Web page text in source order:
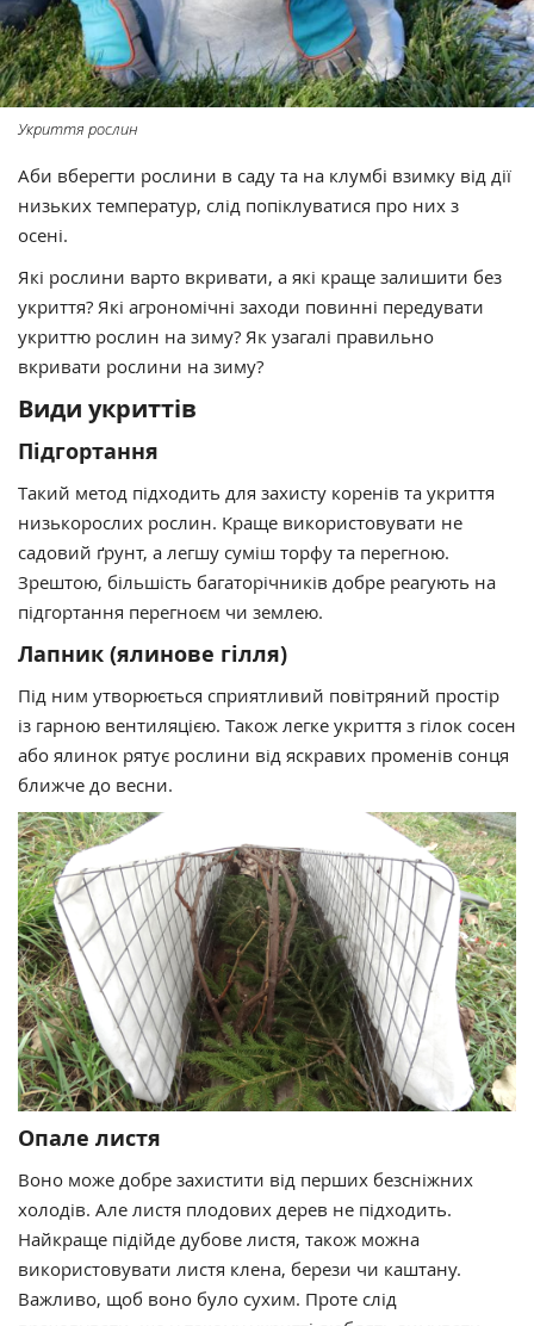
Укриття рослин
Аби вберегти рослини в саду та на клумбі взимку від дії
низьких температур, слід попіклуватися про них з
осені.
Які рослини варто вкривати, а які краще залишити без
укриття? Які агрономічні заходи повинні передувати
укриттю рослин на зиму? Як узагалі правильно
вкривати рослини на зиму?
Види укриттів
Підгортання
Такий метод підходить для захисту коренів та укриття
низькорослих рослин. Краще використовувати не
садовий ґрунт, а легшу суміш торфу та перегною.
Зрештою, більшість багаторічників добре реагують на
підгортання перегноєм чи землею.
Лапник (ялинове гілля)
Під ним утворюється сприятливий повітряний простір
із гарною вентиляцією. Також легке укриття з гілок сосен
або ялинок рятує рослини від яскравих променів сонця
ближче до весни.
Опале листя
Воно може добре захистити від перших безсніжних
холодів. Але листя плодових дерев не підходить.
Найкраще підійде дубове листя, також можна
використовувати листя клена, берези чи каштану.
Важливо, щоб воно було сухим. Проте слід